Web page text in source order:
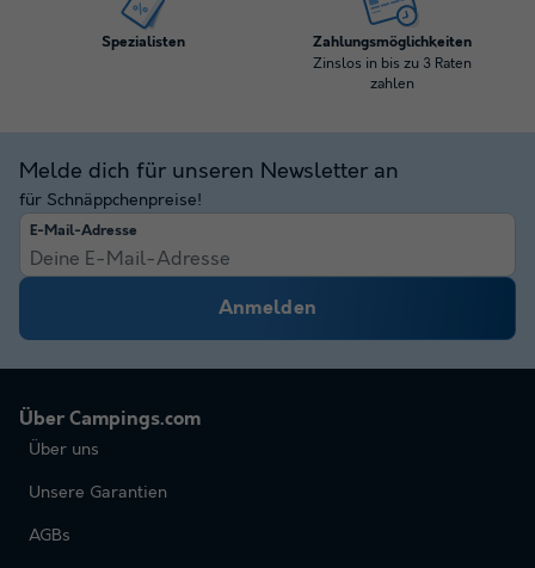
Spezialisten Zahlungsmöglichkeiten
Zinslos in bis zu 3 Raten
zahlen
Melde dich für unseren Newsletter an
für Schnäppchenpreise!
E-Mail-Adresse
Anmelden
Über Campings.com
Über uns
Unsere Garantien
AGBs